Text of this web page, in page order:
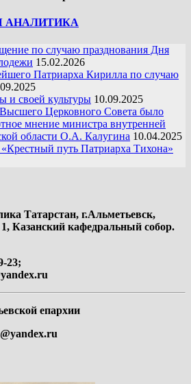
АНАЛИТИКА
по случаю празднования Дня
15.02.2026
Патриарха Кирилла по случаю
и своей культуры 10.09.2025
Высшего Церковного Совета было
мнение министра внутренней
области О.А. Калугина 10.04.2025
путь Патриарха Тихона»
Татарстан, г.Альметьевск,
Казанский кафедральный собор.
23;
епархии